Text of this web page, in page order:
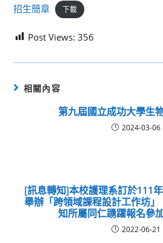
招生簡章 下載
Post Views: 356
相關內容
第九屆國立成功大學生
2024-03-06
[訊息轉知]本校護理系訂於111
舉辦「跨領域課程設計工作坊
知所屬同仁踴躍報名參
2022-06-21